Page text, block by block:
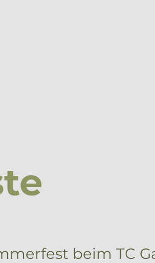
beim TC